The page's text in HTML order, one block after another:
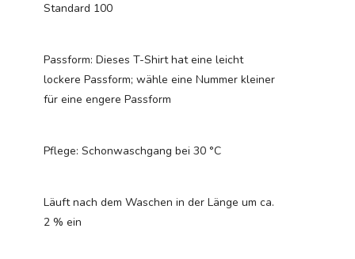
Standard 100
Passform: Dieses T-Shirt hat eine leicht
lockere Passform; wähle eine Nummer kleiner
für eine engere Passform
Pflege: Schonwaschgang bei 30 °C
Läuft nach dem Waschen in der Länge um ca.
2 % ein